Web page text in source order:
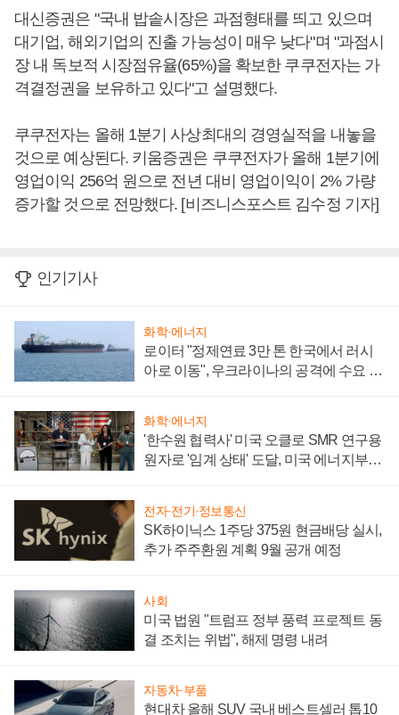
대신증권은 "국내 밥솥시장은 과점형태를 띄고 있으며
대기업, 해외기업의 진출 가능성이 매우 낮다"며 "과점시
장 내 독보적 시장점유율(65%)을 확보한 쿠쿠전자는 가
격결정권을 보유하고 있다"고 설명했다.
쿠쿠전자는 올해 1분기 사상최대의 경영실적을 내놓을
것으로 예상된다. 키움증권은 쿠쿠전자가 올해 1분기에
영업이익 256억 원으로 전년 대비 영업이익이 2% 가량
증가할 것으로 전망했다. [비즈니스포스트 김수정 기자]
인기기사
화학·에너지
로이터 "정제연료 3만 톤 한국에서 러시
아로 이동", 우크라이나의 공격에 수요 늘
화학·에너지
'한수원 협력사' 미국 오클로 SMR 연구용
원자로 '임계 상태' 도달, 미국 에너지부
전자·전기·정보통신
SK하이닉스 1주당 375원 현금배당 실시,
추가 주주환원 계획 9월 공개 예정
사회
미국 법원 "트럼프 정부 풍력 프로젝트 동
결 조치는 위법", 해제 명령 내려
자동차·부품
현대차 올해 SUV 국내 베스트셀러 톱10